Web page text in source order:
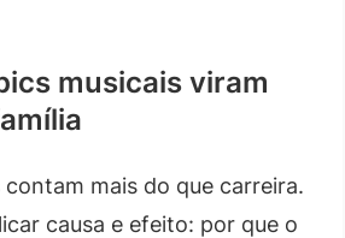
musicais viram
contam mais do que carreira.
causa e efeito: por que o